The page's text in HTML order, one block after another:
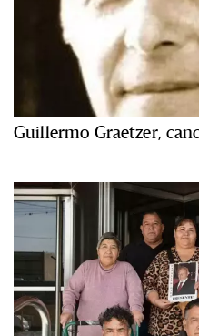
Guillermo Graetzer,